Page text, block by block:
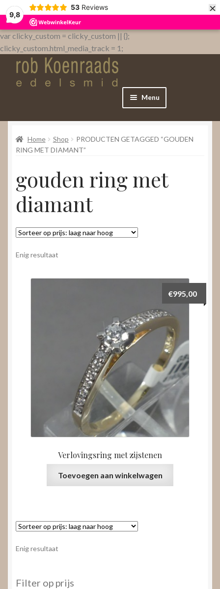
9,8
53 Reviews ×
var clicky_custom = clicky_custom || {};
clicky_custom.html_media_track = 1;
Menu
Home
WebShop
Contact
Nieuws
Video’s
Home Shop
PRODUCTEN GETAGGED “GOUDEN
RING MET DIAMANT”
gouden ring met
diamant
Enig resultaat
Verlovingsring met zijstenen
€995,00
Toevoegen aan winkelwagen
Enig resultaat
Filter op prijs